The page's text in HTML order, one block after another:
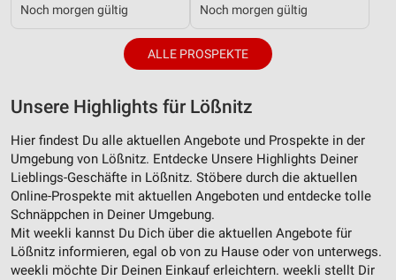
Noch morgen gültig Noch morgen gültig
ALLE PROSPEKTE
Unsere Highlights für Lößnitz
Hier findest Du alle aktuellen Angebote und Prospekte in der
Umgebung von Lößnitz. Entdecke Unsere Highlights Deiner
Lieblings-Geschäfte in Lößnitz. Stöbere durch die aktuellen
Online-Prospekte mit aktuellen Angeboten und entdecke tolle
Schnäppchen in Deiner Umgebung.
Mit weekli kannst Du Dich über die aktuellen Angebote für
Lößnitz informieren, egal ob von zu Hause oder von unterwegs.
weekli möchte Dir Deinen Einkauf erleichtern. weekli stellt Dir
Verwendung von Profilen zur Auswahl
personalisierter Werbung
Erstellung von Profilen zur Personalisierung
Verwendung von Profilen zur Auswahl
Messung der Werbeleistung
Messung der Performance von Inhalten
Analyse von Zielgruppen durch Statistiken oder
Kombinationen von Daten aus verschiedenen
Quellen